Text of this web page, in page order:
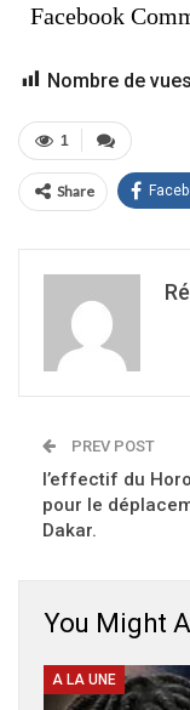
Facebook
Nombre de
1
Share
PREV POST
l’effectif du
pour le
Dakar.
You Might
A LA UNE